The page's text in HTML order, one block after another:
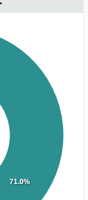
71.0%